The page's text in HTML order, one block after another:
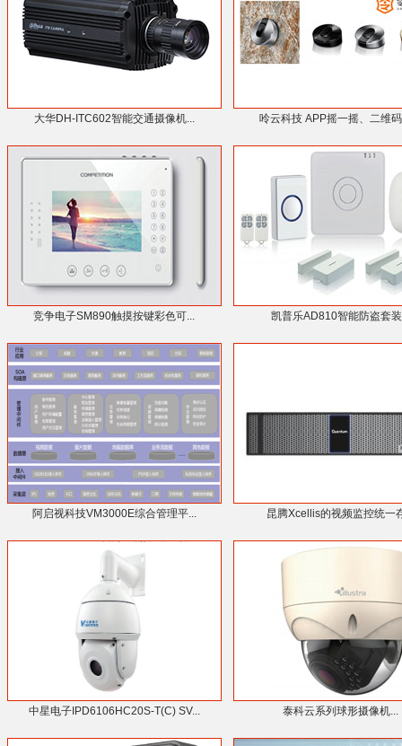
大华DH-ITC602智能交通摄像机... 呤云科技 APP摇一摇、二维
竞争电子SM890触摸按键彩色可... 凯普乐AD810智能防盗套
阿启视科技VM3000E综合管理平... 昆腾Xcellis的视频监控统一
中星电子IPD6106HC20S-T(C) SV... 泰科云系列球形摄像机...